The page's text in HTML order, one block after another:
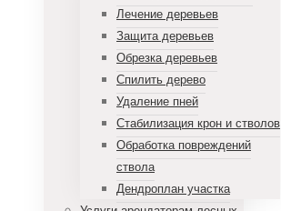
Лечение деревьев
Защита деревьев
Обрезка деревьев
Спилить дерево
Удаление пней
Стабилизация крон и стволов
Обработка повреждений
ствола
Дендроплан участка